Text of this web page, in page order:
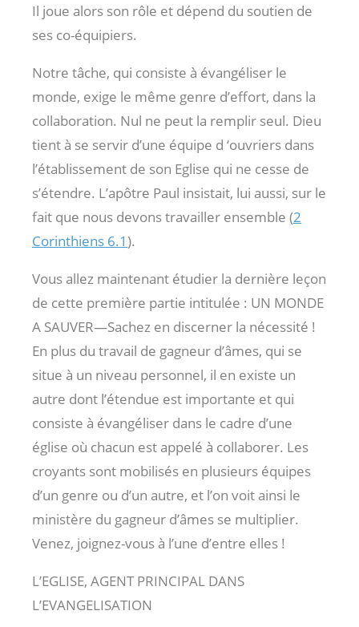
Il joue alors son rôle et dépend du soutien de
ses co-équipiers.
Notre tâche, qui consiste à évangéliser le
monde, exige le même genre d’effort, dans la
collaboration. Nul ne peut la remplir seul. Dieu
tient à se servir d’une équipe d ‘ouvriers dans
l’établissement de son Eglise qui ne cesse de
s’étendre. L’apôtre Paul insistait, lui aussi, sur le
fait que nous devons travailler ensemble (2
Corinthiens 6.1).
Vous allez maintenant étudier la dernière leçon
de cette première partie intitulée : UN MONDE
A SAUVER—Sachez en discerner la nécessité !
En plus du travail de gagneur d’âmes, qui se
situe à un niveau personnel, il en existe un
autre dont l’étendue est importante et qui
consiste à évangéliser dans le cadre d’une
église où chacun est appelé à collaborer. Les
croyants sont mobilisés en plusieurs équipes
d’un genre ou d’un autre, et l’on voit ainsi le
ministère du gagneur d’âmes se multiplier.
Venez, joignez-vous à l’une d’entre elles !
L’EGLISE, AGENT PRINCIPAL DANS
L’EVANGELISATION